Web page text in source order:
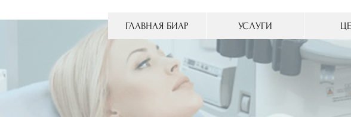
ГЛАВНАЯ БИАР УСЛУГИ